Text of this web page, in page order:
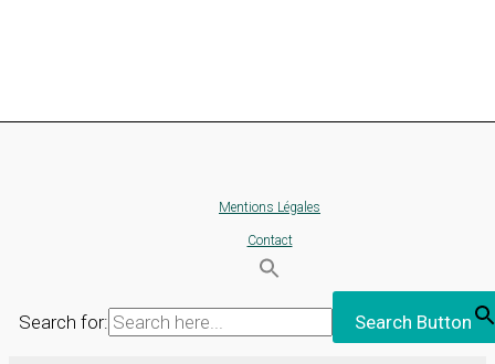
Mentions Légales
Contact
Search for: Search Button